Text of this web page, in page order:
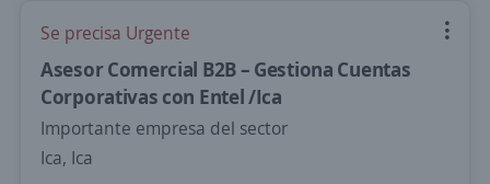
Se precisa Urgente
Asesor Comercial B2B – Gestiona Cuentas
Corporativas con Entel /Ica
Importante empresa del sector
Ica, Ica